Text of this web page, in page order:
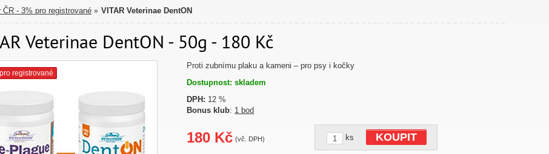
ČR - 3% pro registrované » VITAR Veterinae DentON
Veterinae DentON - 50g - 180 Kč
registrované
Proti zubnímu plaku a kameni – pro psy i kočky
Dostupnost: skladem
DPH: 12 %
Bonus klub: 1 bod
180 Kč (vč. DPH) ks KOUPIT